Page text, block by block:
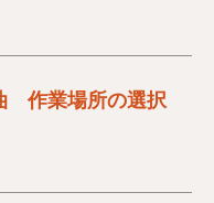
作業場所の選択